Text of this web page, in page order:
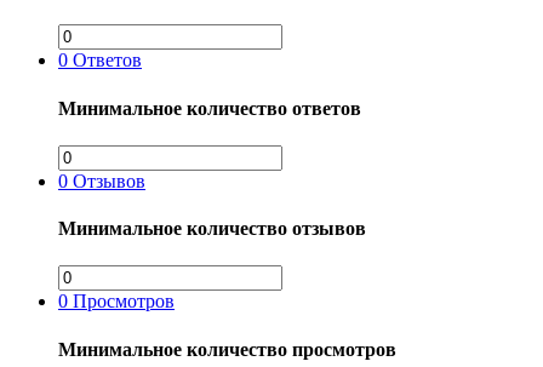
0 Ответов
Минимальное количество ответов
0 Отзывов
Минимальное количество отзывов
0 Просмотров
Минимальное количество просмотров